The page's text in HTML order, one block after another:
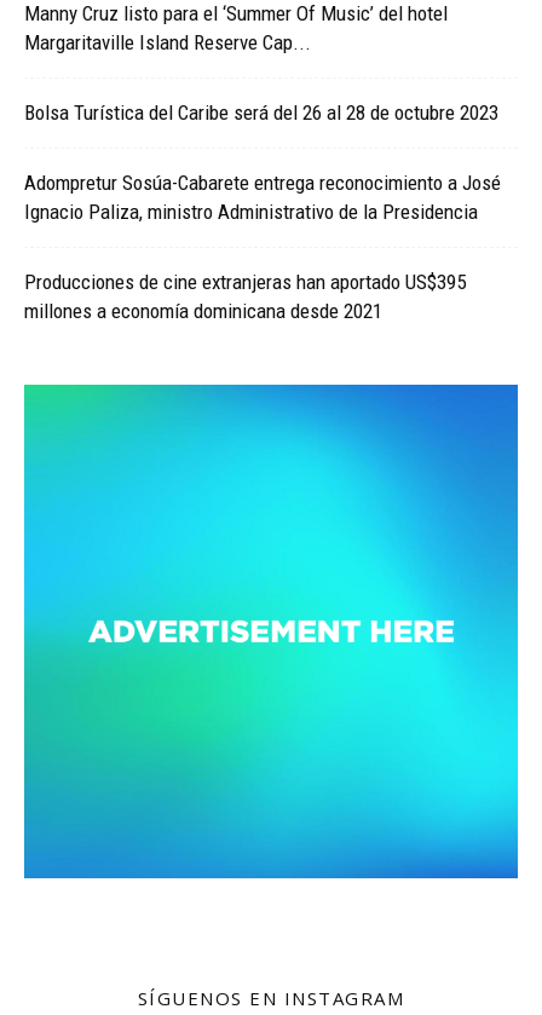
Manny Cruz listo para el ‘Summer Of Music’ del hotel
Margaritaville Island Reserve Cap...
Bolsa Turística del Caribe será del 26 al 28 de octubre 2023
Adompretur Sosúa-Cabarete entrega reconocimiento a José
Ignacio Paliza, ministro Administrativo de la Presidencia
Producciones de cine extranjeras han aportado US$395
millones a economía dominicana desde 2021
SÍGUENOS EN INSTAGRAM